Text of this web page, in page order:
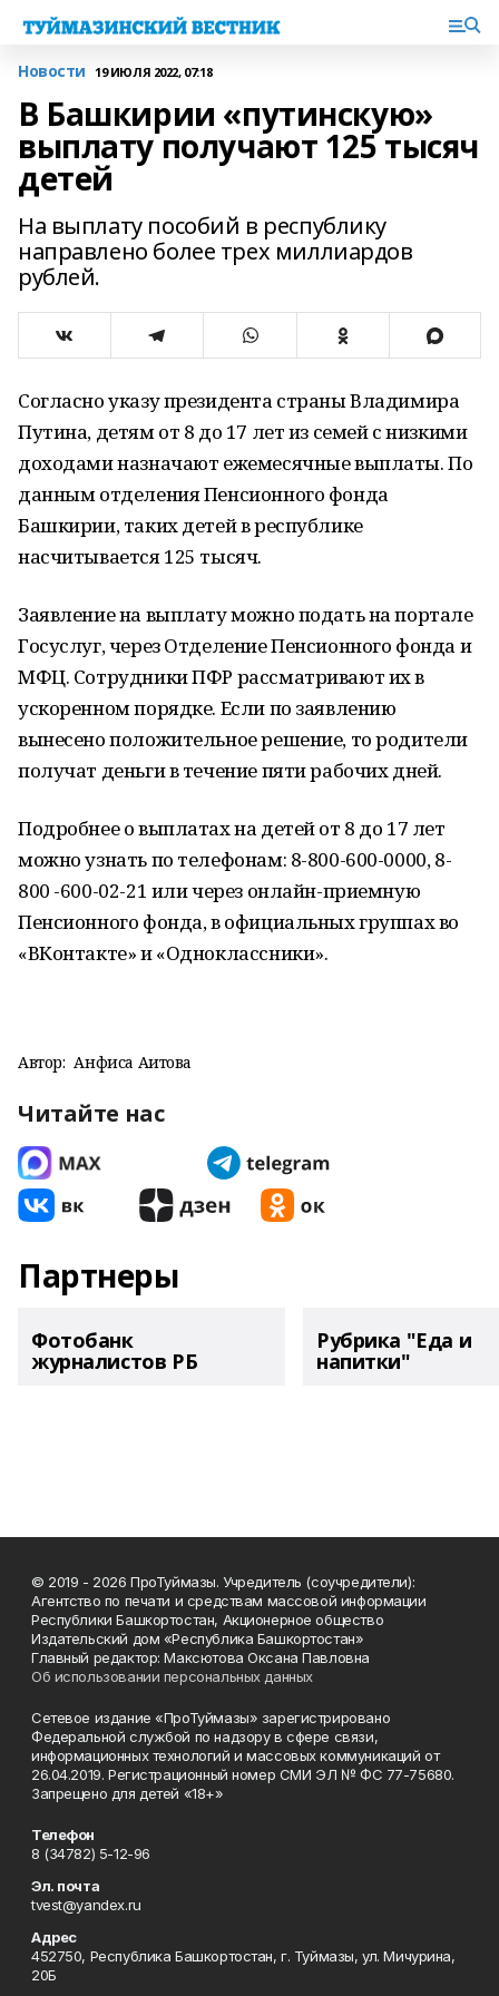
Новости 19 ИЮЛЯ 2022, 07:18
В Башкирии «путинскую»
выплату получают 125 тысяч
детей
На выплату пособий в республику
направлено более трех миллиардов
рублей.
Согласно указу президента страны Владимира
Путина, детям от 8 до 17 лет из семей с низкими
доходами назначают ежемесячные выплаты. По
данным отделения Пенсионного фонда
Башкирии, таких детей в республике
насчитывается 125 тысяч.
Заявление на выплату можно подать на портале
Госуслуг, через Отделение Пенсионного фонда и
МФЦ. Сотрудники ПФР рассматривают их в
ускоренном порядке. Если по заявлению
вынесено положительное решение, то родители
получат деньги в течение пяти рабочих дней.
Подробнее о выплатах на детей от 8 до 17 лет
можно узнать по телефонам: 8-800-600-0000, 8-
800 -600-02-21 или через онлайн-приемную
Пенсионного фонда, в официальных группах во
«ВКонтакте» и «Одноклассники».
Автор: Анфиса Аитова
Читайте нас
Партнеры
Фотобанк
журналистов РБ
Рубрика "Еда и
напитки"
© 2019 - 2026 ПроТуймазы. Учредитель (соучредители):
Агентство по печати и средствам массовой информации
Республики Башкортостан, Акционерное общество
Издательский дом «Республика Башкортостан»
Главный редактор: Максютова Оксана Павловна
Об использовании персональных данных
Сетевое издание «ПроТуймазы» зарегистрировано
Федеральной службой по надзору в сфере связи,
информационных технологий и массовых коммуникаций от
26.04.2019. Регистрационный номер СМИ ЭЛ № ФС 77-75680.
Запрещено для детей «18+»
Телефон
8 (34782) 5-12-96
Эл. почта
tvest@yandex.ru
Адрес
452750, Республика Башкортостан, г. Туймазы, ул. Мичурина,
20Б